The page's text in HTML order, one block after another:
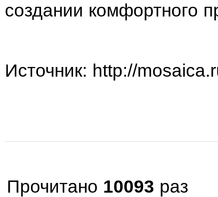
создании комфортного
Источник: http://
Прочитано 10093 раз